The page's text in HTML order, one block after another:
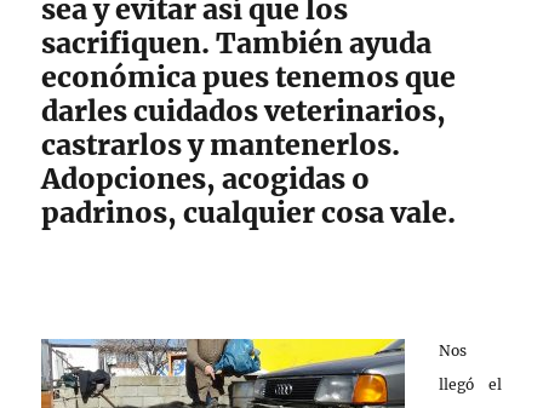
sea y evitar así que los
sacrifiquen. También ayuda
económica pues tenemos que
darles cuidados veterinarios,
castrarlos y mantenerlos.
Adopciones, acogidas o
padrinos, cualquier cosa vale.
Nos
llegó el